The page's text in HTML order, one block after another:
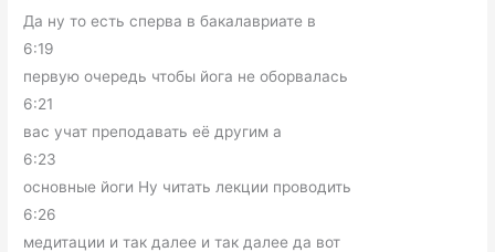
Да ну то есть сперва в бакалавриате в
6:19
первую очередь чтобы йога не оборвалась
6:21
вас учат преподавать её другим а
6:23
основные йоги Ну читать лекции проводить
6:26
медитации и так далее и так далее да вот